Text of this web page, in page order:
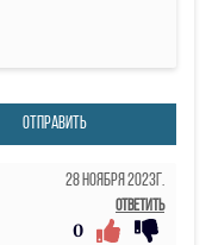
ОТПРАВИТЬ
28 Ноября 2023г.
Ответить
0